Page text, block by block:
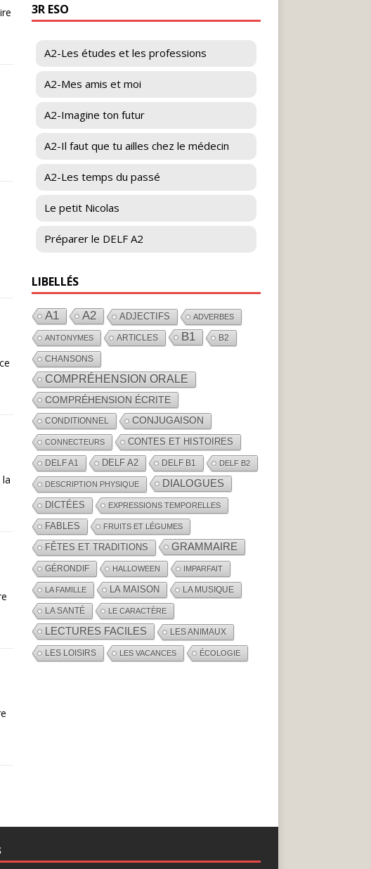
la
3R ESO
A2-Les études et les professions
A2-Mes amis et moi
A2-Imagine ton futur
A2-Il faut que tu ailles chez le médecin
A2-Les temps du passé
Le petit Nicolas
Préparer le DELF A2
LIBELLÉS
A1 A2 ADJECTIFS ADVERBES
ANTONYMES ARTICLES B1 B2
CHANSONS
COMPRÉHENSION ORALE
COMPRÉHENSION ÉCRITE
CONDITIONNEL CONJUGAISON
CONNECTEURS CONTES ET HISTOIRES
DELF A1 DELF A2 DELF B1 DELF B2
DESCRIPTION PHYSIQUE DIALOGUES
DICTÉES EXPRESSIONS TEMPORELLES
FABLES FRUITS ET LÉGUMES
FÊTES ET TRADITIONS GRAMMAIRE
GÉRONDIF HALLOWEEN IMPARFAIT
LA FAMILLE LA MAISON LA MUSIQUE
LA SANTÉ LE CARACTÈRE
LECTURES FACILES LES ANIMAUX
LES LOISIRS LES VACANCES ÉCOLOGIE